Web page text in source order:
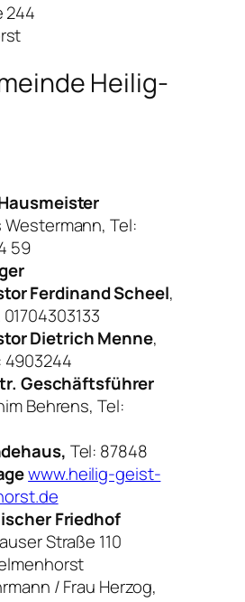
244
Heilig-
Tel:
59
Ferdinand Scheel,
01704303133
Dietrich Menne,
4903244
Geschäftsführer
Behrens, Tel:
Tel: 87848
www.heilig-geist-
Friedhof
Straße 110
/ Frau Herzog,